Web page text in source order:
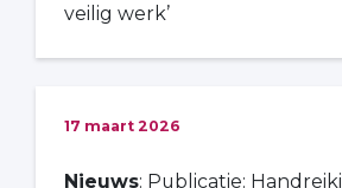
veilig werk’
17 maart 2026
Nieuws: Publicatie: